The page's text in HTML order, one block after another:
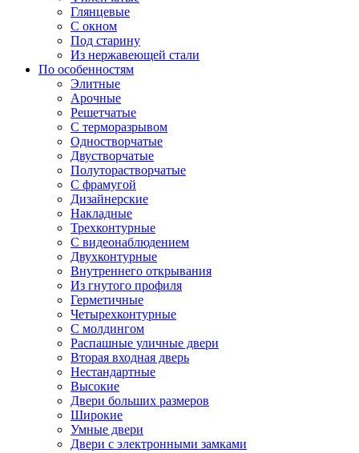
Глянцевые
С окном
Под старину
Из нержавеющей стали
По особенностям
Элитные
Арочные
Решетчатые
С терморазрывом
Одностворчатые
Двустворчатые
Полуторастворчатые
С фрамугой
Дизайнерские
Накладные
Трехконтурные
С видеонаблюдением
Двухконтурные
Внутреннего открывания
Из гнутого профиля
Герметичные
Четырехконтурные
С молдингом
Распашные уличные двери
Вторая входная дверь
Нестандартные
Высокие
Двери больших размеров
Широкие
Умные двери
Двери с электронными замками